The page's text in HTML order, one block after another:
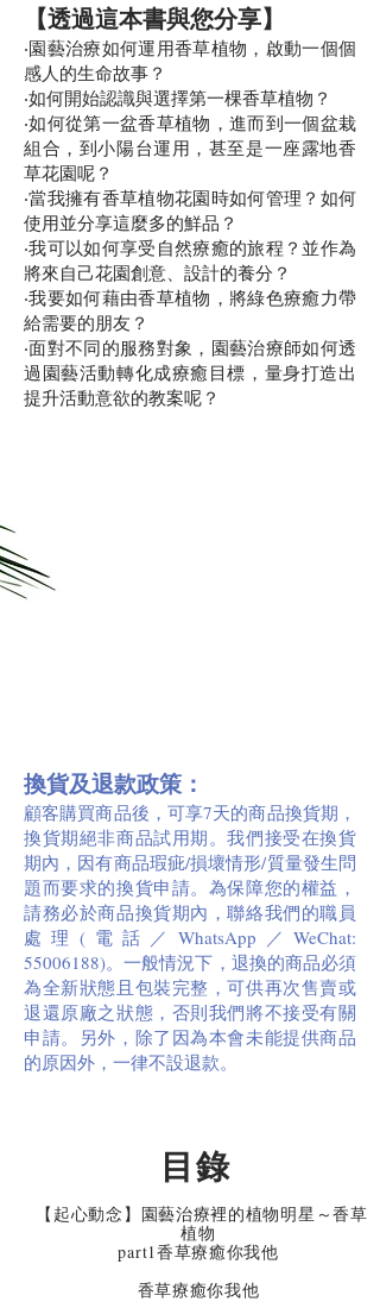
【透過這本書與您分享】
‧園藝治療如何運用香草植物，啟動一個個
感人的生命故事？
‧如何開始認識與選擇第一棵香草植物？
‧如何從第一盆香草植物，進而到一個盆栽
組合，到小陽台運用，甚至是一座露地香
草花園呢？
‧當我擁有香草植物花園時如何管理？如何
使用並分享這麼多的鮮品？
‧我可以如何享受自然療癒的旅程？並作為
將來自己花園創意、設計的養分？
‧我要如何藉由香草植物，將綠色療癒力帶
給需要的朋友？
‧面對不同的服務對象，園藝治療師如何透
過園藝活動轉化成療癒目標，量身打造出
提升活動意欲的教案呢？
換貨及退款政策：
顧客購買商品後，可享7天的商品換貨期，
換貨期絕非商品試用期。我們接受在換貨
期內，因有商品瑕疵/損壞情形/質量發生問
題而要求的換貨申請。為保障您的權益，
請務必於商品換貨期內，聯絡我們的職員
處理(電話／WhatsApp／WeChat:
55006188)。一般情況下，退換的商品必須
為全新狀態且包裝完整，可供再次售賣或
退還原廠之狀態，否則我們將不接受有關
申請。另外，除了因為本會未能提供商品
的原因外，一律不設退款。
目錄
【起心動念】園藝治療裡的植物明星～香草
植物
part1香草療癒你我他
香草療癒你我他